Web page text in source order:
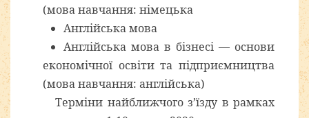
(мова навчання: німецька
Англійська мова
Англійська мова в бізнесі — основи
економічної освіти та підприємництва
(мова навчання: англійська)
Терміни найближчого з’їзду в рамках